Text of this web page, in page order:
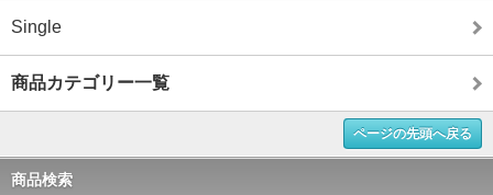
Single
商品カテゴリー一覧
ページの先頭へ戻る
商品検索